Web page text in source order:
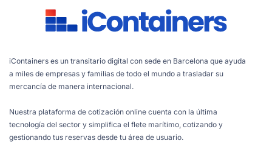
iContainers es un transitario digital con sede en Barcelona que ayuda
a miles de empresas y familias de todo el mundo a trasladar su
mercancía de manera internacional.
Nuestra plataforma de cotización online cuenta con la última
tecnología del sector y simplifica el flete marítimo, cotizando y
gestionando tus reservas desde tu área de usuario.